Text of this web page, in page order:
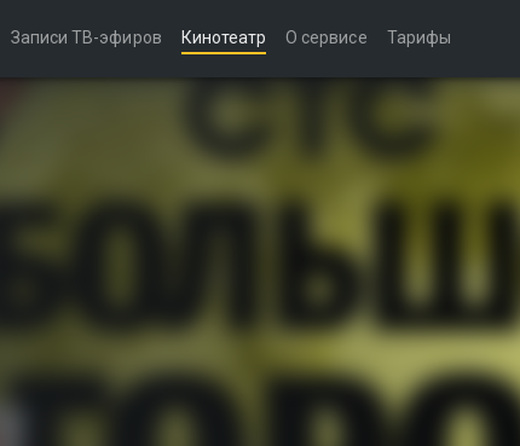
Записи ТВ-эфиров Кинотеатр О сервисе Тарифы